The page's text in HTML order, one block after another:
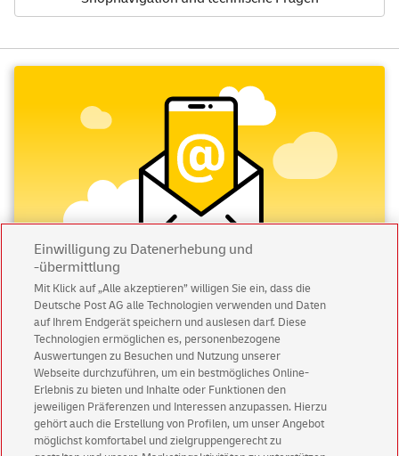
Abonnieren Sie unseren Newsletter
Immer informiert über exklusive Angebote und
Aktionen - jetzt mit Vorteil
Privatkundensichern sich einen5 € Gutschein
für POSTSCAN!
Geschäftskundenerhalten einen5 € Gutschein
Einwilligung zu Datenerhebung und
-übermittlung
Mit Klick auf „Alle akzeptieren” willigen Sie ein, dass die
Deutsche Post AG alle Technologien verwenden und Daten
auf Ihrem Endgerät speichern und auslesen darf. Diese
Technologien ermöglichen es, personenbezogene
Auswertungen zu Besuchen und Nutzung unserer
Webseite durchzuführen, um ein bestmögliches Online-
Erlebnis zu bieten und Inhalte oder Funktionen den
jeweiligen Präferenzen und Interessen anzupassen. Hierzu
gehört auch die Erstellung von Profilen, um unser Angebot
möglichst komfortabel und zielgruppengerecht zu